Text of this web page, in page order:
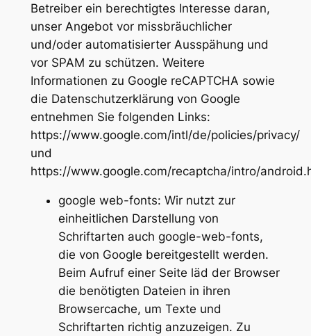
Betreiber ein berechtigtes Interesse daran,
unser Angebot vor missbräuchlicher
und/oder automatisierter Ausspähung und
vor SPAM zu schützen. Weitere
Informationen zu Google reCAPTCHA sowie
die Datenschutzerklärung von Google
entnehmen Sie folgenden Links:
https://www.google.com/intl/de/policies/privacy/
und
https://www.google.com/recaptcha/intro/
google web-fonts: Wir nutzt zur
einheitlichen Darstellung von
Schriftarten auch google-web-fonts,
die von Google bereitgestellt werden.
Beim Aufruf einer Seite läd der Browser
die benötigten Dateien in ihren
Browsercache, um Texte und
Schriftarten richtig anzuzeigen. Zu